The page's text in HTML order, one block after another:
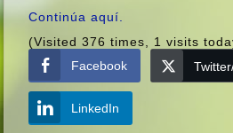
Continúa aquí­.
(Visited 376 times, 1 visits
Facebook
LinkedIn